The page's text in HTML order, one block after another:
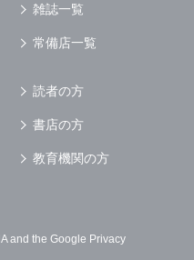
雑誌一覧
常備店一覧
読者の方
書店の方
教育機関の方
and the Google Privacy